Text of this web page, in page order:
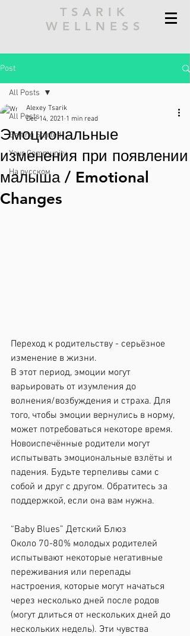
TSARIK
WELLNESS
Post
All Posts
Getting Started
Your Community
На русском
All Posts
Эмоциональные
изменения при появлении
малыша / Emotional
Changes
Alexey Tsarik
Dec 14, 2021 1 min read
Переход к родительству - серьёзное
изменение в жизни.
В этот период, эмоции могут
варьировать от изумления до
волнения/возбуждения и страха. Для
того, чтобы эмоции вернулись в норму,
может потребоваться некоторе время.
Новоиспечённые родители могут
испытывать эмоциональные взлёты и
падения. Будьте терпеливы сами с
собой и друг с другом. Обратитесь за
поддержкой, если она вам нужна.
“Baby Blues” Детский Блюз
Около 70-80% молодых родителей
испытывают некоторые негативные
переживания или перепады
настроения, которые могут начаться
через несколько дней после родов
(могут длиться от нескольких дней до
нескольких недель). Эти чувства